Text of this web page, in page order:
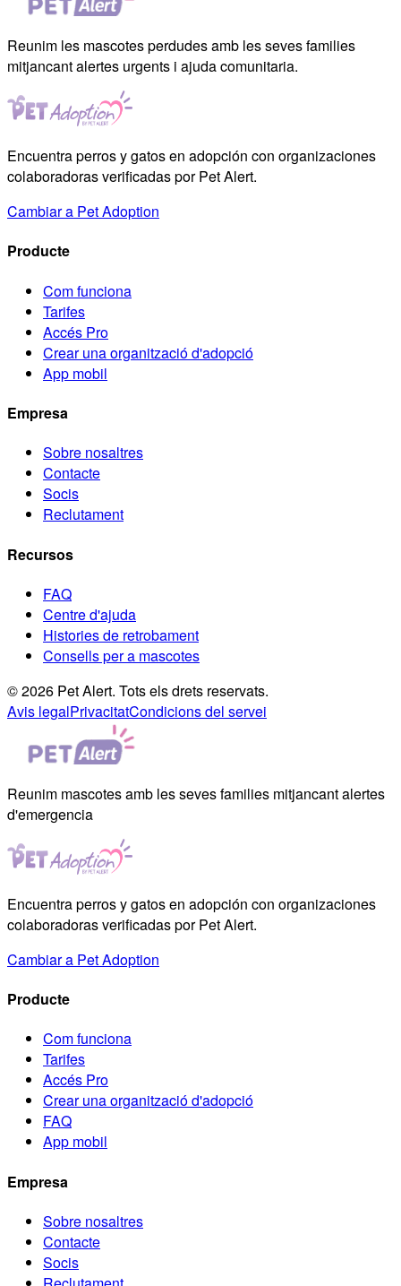
Reunim les mascotes perdudes amb les seves families
mitjancant alertes urgents i ajuda comunitaria.
Encuentra perros y gatos en adopción con organizaciones
colaboradoras verificadas por Pet Alert.
Cambiar a Pet Adoption
Producte
Com funciona
Tarifes
Accés Pro
Crear una organització d'adopció
App mobil
Empresa
Sobre nosaltres
Contacte
Socis
Reclutament
Recursos
FAQ
Centre d'ajuda
Histories de retrobament
Consells per a mascotes
© 2026 Pet Alert. Tots els drets reservats.
Avis legalPrivacitatCondicions del servei
Reunim mascotes amb les seves families mitjancant alertes
d'emergencia
Encuentra perros y gatos en adopción con organizaciones
colaboradoras verificadas por Pet Alert.
Cambiar a Pet Adoption
Producte
Com funciona
Tarifes
Accés Pro
Crear una organització d'adopció
FAQ
App mobil
Empresa
Sobre nosaltres
Contacte
Socis